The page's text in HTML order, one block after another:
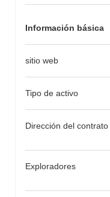
Información básica
sitio web
Tipo de activo
Dirección del contrato
Exploradores